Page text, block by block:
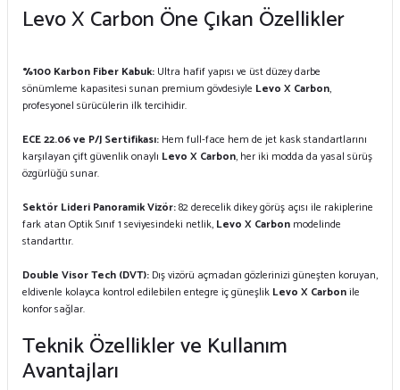
Levo X Carbon Öne Çıkan Özellikler
%100 Karbon Fiber Kabuk: Ultra hafif yapısı ve üst düzey darbe
sönümleme kapasitesi sunan premium gövdesiyle Levo X Carbon,
profesyonel sürücülerin ilk tercihidir.
ECE 22.06 ve P/J Sertifikası: Hem full-face hem de jet kask standartlarını
karşılayan çift güvenlik onaylı Levo X Carbon, her iki modda da yasal sürüş
özgürlüğü sunar.
Sektör Lideri Panoramik Vizör:82 derecelik dikey görüş açısı ile rakiplerine
fark atan Optik Sınıf 1 seviyesindeki netlik, Levo X Carbon modelinde
standarttır.
Double Visor Tech (DVT): Dış vizörü açmadan gözlerinizi güneşten koruyan,
eldivenle kolayca kontrol edilebilen entegre iç güneşlik Levo X Carbonile
konfor sağlar.
Teknik Özellikler ve Kullanım
Avantajları